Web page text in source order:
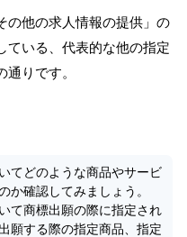
の他の求人情報の提供」の
ている、代表的な他の指定
りです。
てどのような商品やサービ
か確認してみましょう。
て商標出願の際に指定され
願する際の指定商品、指定